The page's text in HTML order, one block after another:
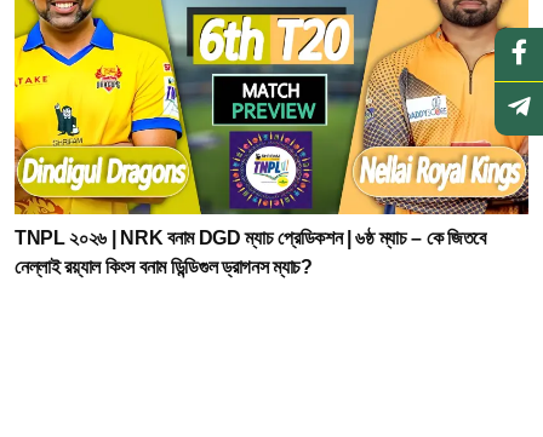
TNPL ২০২৬ | NRK বনাম DGD ম্যাচ প্রেডিকশন | ৬ষ্ঠ ম্যাচ – কে জিতবে
নেল্লাই রয়্যাল কিংস বনাম ডিন্ডিগুল ড্রাগনস ম্যাচ?